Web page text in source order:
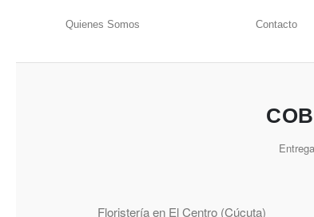
Quienes Somos Contacto
Floristería en El Centro (Cúcuta)